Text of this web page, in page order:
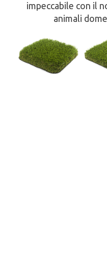
impeccabile con il
animali